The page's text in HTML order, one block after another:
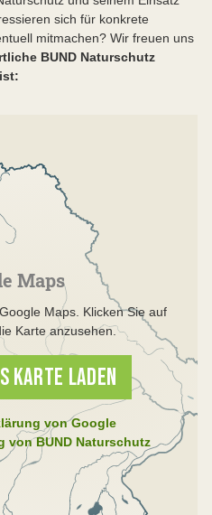
sich für konkrete
mitmachen? Wir freuen uns
BUND Naturschutz
Maps
Maps. Klicken Sie auf
Karte anzusehen.
KARTE LADEN
von Google
von BUND Naturschutz